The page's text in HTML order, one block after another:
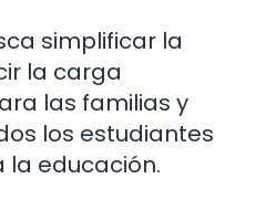
simplificar la
la carga
las familias y
los estudiantes
educación.